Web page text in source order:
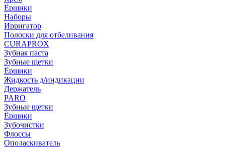
Ёршики
Наборы
Ирригатор
Полоски для отбеливания
CURAPROX
Зубная паста
Зубные щетки
Ёршики
Жидкость д/индикации
Держатель
PARO
Зубные щетки
Ёршики
Зубочистки
Флоссы
Ополаскиватель